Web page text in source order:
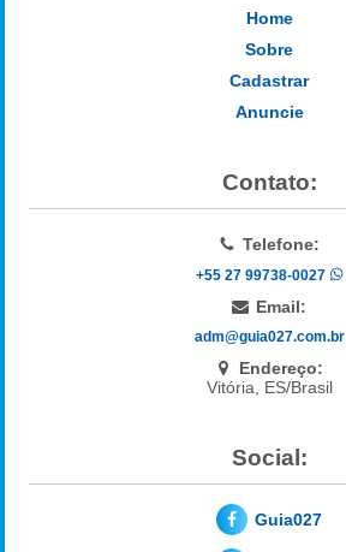
Home
Sobre
Cadastrar
Anuncie
Contato:
Telefone:
+55 27 99738-0027
Email:
adm@guia027.com.br
Endereço:
Vitória, ES/Brasil
Social:
Guia027